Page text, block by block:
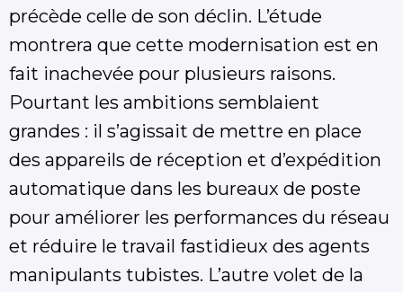
précède celle de son déclin. L’étude
montrera que cette modernisation est en
fait inachevée pour plusieurs raisons.
Pourtant les ambitions semblaient
grandes : il s’agissait de mettre en place
des appareils de réception et d’expédition
automatique dans les bureaux de poste
pour améliorer les performances du réseau
et réduire le travail fastidieux des agents
manipulants tubistes. L’autre volet de la